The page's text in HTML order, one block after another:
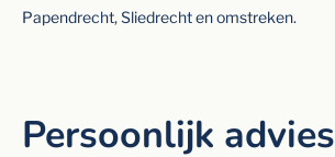
Papendrecht, Sliedrecht en omstreken.
Persoonlijk advies